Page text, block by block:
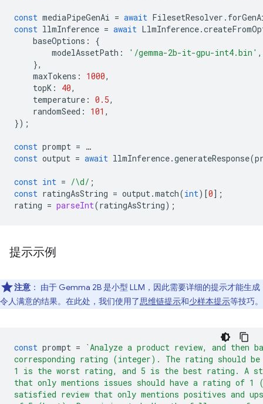
const mediaPipeGenAi = await FilesetResolver .
const llmInference = await LlmInference.
baseOptions :
{
modelAssetPath : '/gemma-2b-it-gpu-int4.bin' ,
},
maxTokens : 1000,
topK : 40,
temperature : 0.5,
randomSeed : 101 ,
});
const prompt = …
const output = await llmInference.generateResponse(
const int = /\d/ ;
const ratingAsString = output .match(int)[0];
rating = parseInt(ratingAsString);
提示示例
注意 ： 由于 Gemma 2B 是小型 LLM，因此需要详细的提示才能生成
令人满意的结果。在此处，我们使用了思维链提示和少样本提示等技巧。
const prompt =
`Analyze a product review, and then
corresponding rating (integer). The rating should be
1 is the worst rating, and 5 is the best rating. A
that only mentions issues should have a rating of 1
satisfied review that only mentions positives and